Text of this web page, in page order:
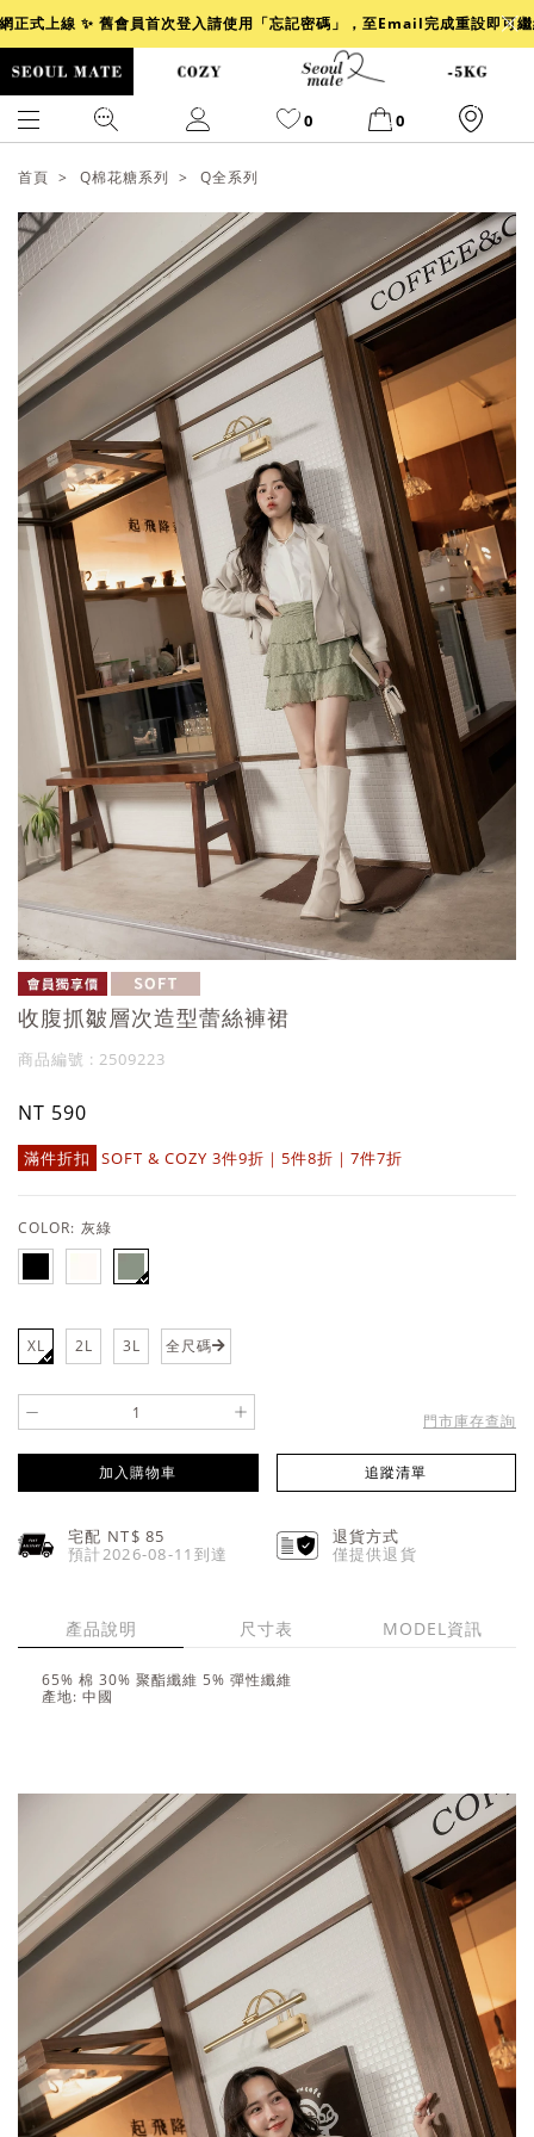
正式上線 ✨ 舊會員首次登入請使用「忘記密碼」，至Email完成重設即可
0 0
爆乳 背心 洋裝 舒芙蕾
透膚 牛仔
襯衫 牛仔裙 冰感
涼感
首頁 Q棉花糖系列 Q全系列
收腹抓皺層次造型蕾絲褲裙
商品編號 : 2509223
NT 590
滿件折扣 SOFT & COZY 3件9折｜5件8折｜7件7折
COLOR: 灰綠
XL 2L 3L 全尺碼
- + 門市庫存查詢
加入購物車 追蹤清單
宅配 NT$85
預計2026-08-11到達
退貨方式
僅提供退貨
產品說明 尺寸表 MODEL資訊
65% 棉 30% 聚酯纖維 5% 彈性纖維
產地: 中國